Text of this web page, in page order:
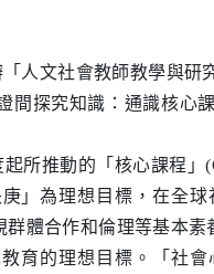
人文社會教師教學與研
間探究知識：通識核心
所推動的「核心課程」
」為理想目標，在全
體合作和倫理等基本
育的理想目標。「社